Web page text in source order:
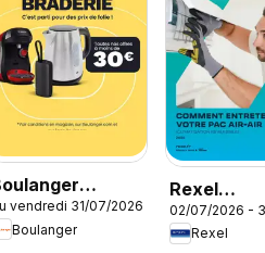
des
vendredi 31/07/2026
Boulanger
Rexel
réversible
02/07/2026 -
Rexel